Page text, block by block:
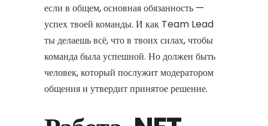
если в общем, основная обязанность —
успех твоей команды. И как Team Lead
ты делаешь всё, что в твоих силах, чтобы
команда была успешной. Но должен быть
человек, который послужит модератором
общения и утвердит принятое решение.